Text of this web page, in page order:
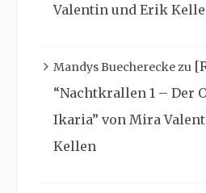
Valentin und Erik
Mandys Buechereckezu
“Nachtkrallen 1 – Der
Ikaria” von Mira
Kellen